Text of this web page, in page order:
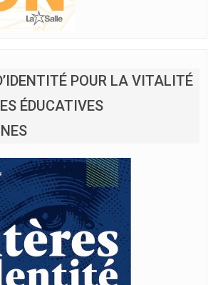
POUR LA VITALITÉ
ÉDUCATIVES